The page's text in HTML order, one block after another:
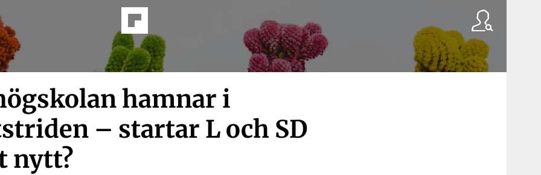
hamnar i
– startar L och SD
nytt?